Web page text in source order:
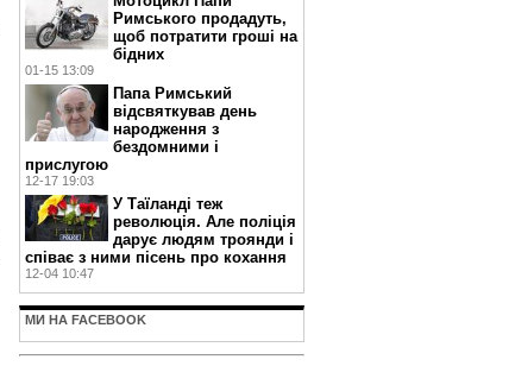
Римського продадуть,
щоб потратити гроші на
бідних
01-15 13:09
Папа Римський
відсвяткував день
народження з
бездомними і
прислугою
12-17 19:03
У Таїланді теж
революція. Але поліція
дарує людям троянди і
співає з ними пісень про кохання
12-04 10:47
МИ НА FACEBOOK